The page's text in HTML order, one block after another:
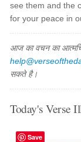
see them and the
for your peace in
आज का वचन का
सकते है।
Today's Verse
Save